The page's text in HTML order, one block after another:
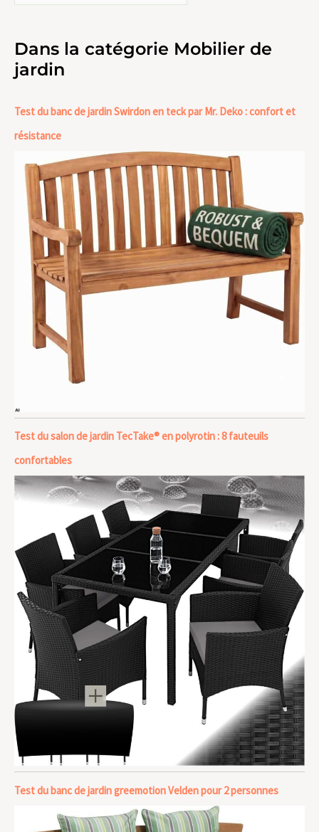
Dans la catégorie Mobilier de
jardin
Test du banc de jardin Swirdon en teck par Mr. Deko : confort et
résistance
Test du salon de jardin TecTake® en polyrotin : 8 fauteuils
confortables
Test du banc de jardin greemotion Velden pour 2 personnes